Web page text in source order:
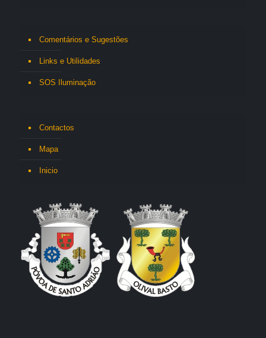
Comentários e Sugestões
Links e Utilidades
SOS Iluminação
Contactos
Mapa
Inicio